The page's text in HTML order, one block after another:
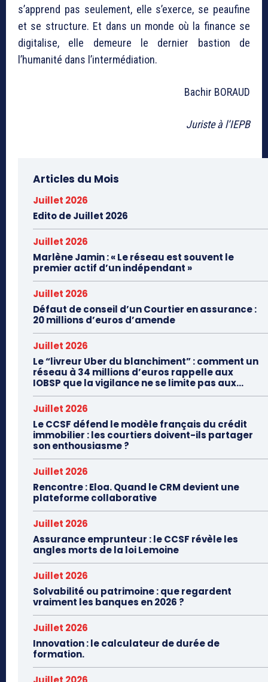
s’apprend pas seulement, elle s’exerce, se peaufine
et se structure. Et dans un monde où la finance se
digitalise, elle demeure le dernier bastion de
l’humanité dans l’intermédiation.
Bachir BORAUD
Juriste à l’IEPB
Articles du Mois
Juillet 2026
Edito de Juillet 2026
Juillet 2026
Marlène Jamin : « Le réseau est souvent le
premier actif d’un indépendant »
Juillet 2026
Défaut de conseil d’un Courtier en assurance :
20 millions d’euros d’amende
Juillet 2026
Le “livreur Uber du blanchiment” : comment un
réseau à 34 millions d’euros rappelle aux
IOBSP que la vigilance ne se limite pas aux...
Juillet 2026
Le CCSF défend le modèle français du crédit
immobilier : les courtiers doivent-ils partager
son enthousiasme ?
Juillet 2026
Rencontre : Eloa. Quand le CRM devient une
plateforme collaborative
Juillet 2026
Assurance emprunteur : le CCSF révèle les
angles morts de la loi Lemoine
Juillet 2026
Solvabilité ou patrimoine : que regardent
vraiment les banques en 2026 ?
Juillet 2026
Innovation : le calculateur de durée de
formation.